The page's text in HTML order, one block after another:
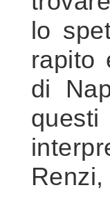
lo
rapito
di